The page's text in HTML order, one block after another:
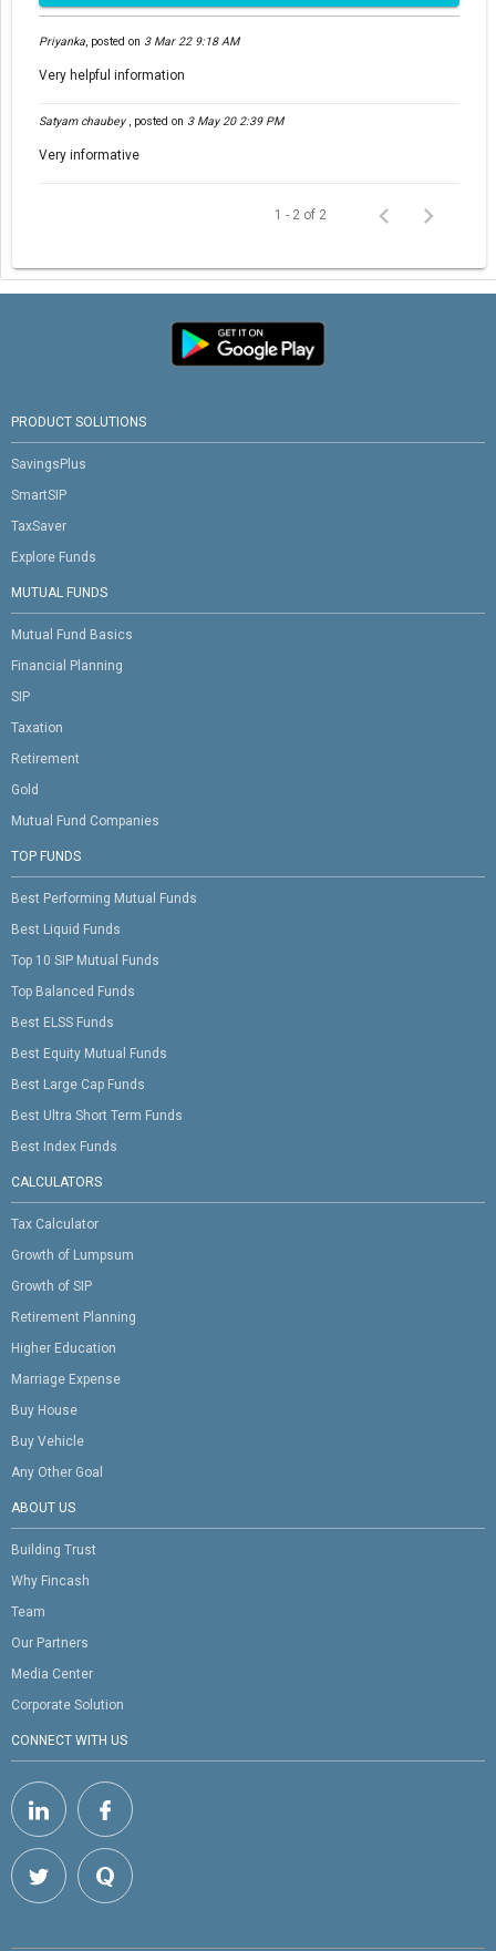
Priyanka, posted on 3 Mar 22 9:18 AM
Very helpful information
Satyam chaubey , posted on 3 May 20 2:39 PM
Very informative
1 - 2 of 2
PRODUCT SOLUTIONS
SavingsPlus
SmartSIP
TaxSaver
Explore Funds
MUTUAL FUNDS
Mutual Fund Basics
Financial Planning
SIP
Taxation
Retirement
Gold
Mutual Fund Companies
TOP FUNDS
Best Performing Mutual Funds
Best Liquid Funds
Top 10 SIP Mutual Funds
Top Balanced Funds
Best ELSS Funds
Best Equity Mutual Funds
Best Large Cap Funds
Best Ultra Short Term Funds
Best Index Funds
CALCULATORS
Tax Calculator
Growth of Lumpsum
Growth of SIP
Retirement Planning
Higher Education
Marriage Expense
Buy House
Buy Vehicle
Any Other Goal
ABOUT US
Building Trust
Why Fincash
Team
Our Partners
Media Center
Corporate Solution
CONNECT WITH US